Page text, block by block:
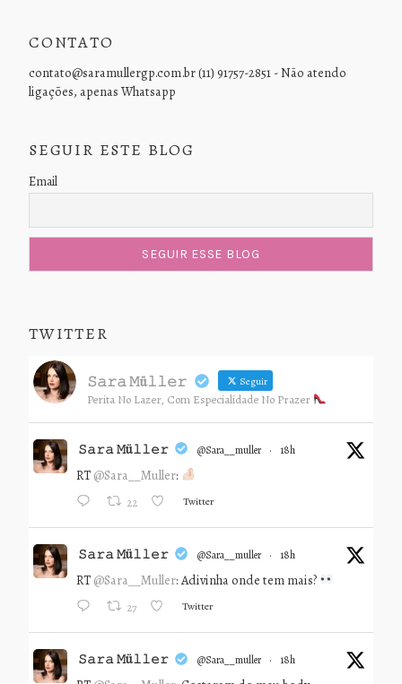
CONTATO
contato@saramullergp.com.br (11) 91757-2851 - Não atendo
ligações, apenas Whatsapp
SEGUIR ESTE BLOG
Email
TWITTER
𝚂𝚊𝚛𝚊 𝙼ü𝚕𝚕𝚎𝚛 Seguir
Perita No Lazer, Com Especialidade No Prazer
𝚂𝚊𝚛𝚊 𝙼ü𝚕𝚕𝚎𝚛 @sara__muller · 18h
RT @Sara__Muller:
22 Twitter
𝚂𝚊𝚛𝚊 𝙼ü𝚕𝚕𝚎𝚛 @sara__muller · 18h
RT @Sara__Muller: Adivinha onde tem mais?
27 Twitter
𝚂𝚊𝚛𝚊 𝙼ü𝚕𝚕𝚎𝚛 @sara__muller · 18h